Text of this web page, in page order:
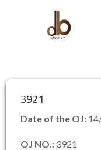
3921
Date of the OJ:
OJ NO.: 3921